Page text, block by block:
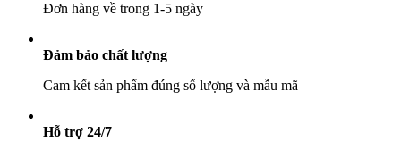
Đơn hàng về trong 1-5 ngày
Đảm bảo chất lượng
Cam kết sản phẩm đúng số lượng và mẫu mã
Hỗ trợ 24/7